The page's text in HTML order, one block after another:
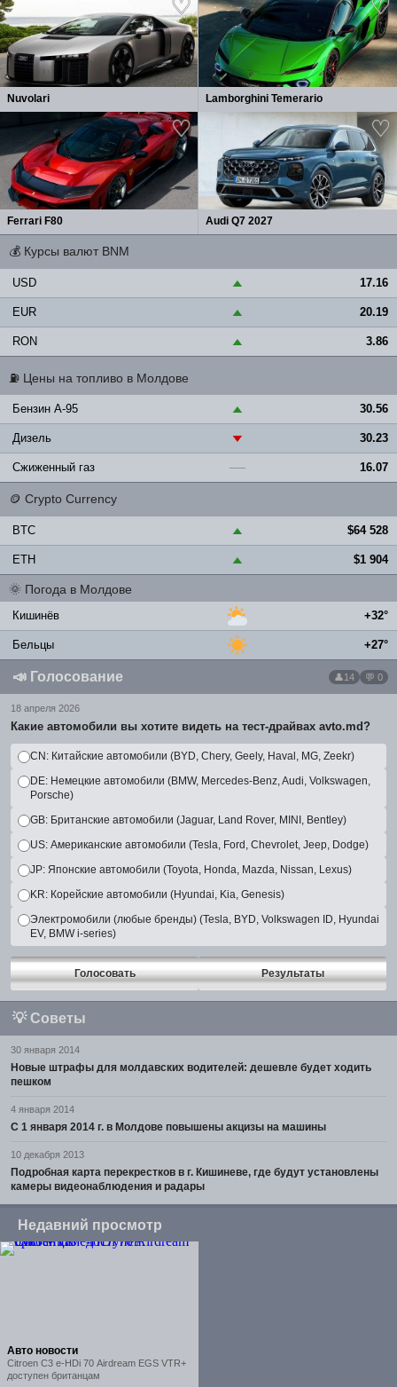
Nuvolari Lamborghini Temerario
Ferrari F80 Audi Q7 2027
💰 Курсы валют BNM
USD ▲ 17.16
EUR ▲ 20.19
RON ▲ 3.86
⛽ Цены на топливо в Молдове
Бензин A-95 ▲ 30.56
Дизель ▼ 30.23
Сжиженный газ — 16.07
🪙 Crypto Currency
BTC ▲ $64 528
ETH ▲ $1 904
🌞 Погода в Молдове
Кишинёв +32°
Бельцы +27°
📣 Голосование 14 💬 0
18 апреля 2026
Какие автомобили вы хотите видеть на тест-драйвах avto.md?
CN: Китайские автомобили (BYD, Chery, Geely, Haval, MG, Zeekr)
DE: Немецкие автомобили (BMW, Mercedes-Benz, Audi, Volkswagen,
Porsche)
GB: Британские автомобили (Jaguar, Land Rover, MINI, Bentley)
US: Американские автомобили (Tesla, Ford, Chevrolet, Jeep, Dodge)
JP: Японские автомобили (Toyota, Honda, Mazda, Nissan, Lexus)
KR: Корейские автомобили (Hyundai, Kia, Genesis)
Электромобили (любые бренды) (Tesla, BYD, Volkswagen ID, Hyundai
EV, BMW i-series)
Голосовать Результаты
💡 Советы
30 января 2014
Новые штрафы для молдавских водителей: дешевле будет ходить
пешком
4 января 2014
С 1 января 2014 г. в Молдове повышены акцизы на машины
10 декабря 2013
Подробная карта перекрестков в г. Кишиневе, где будут установлены
камеры видеонаблюдения и радары
Недавний просмотр
Авто новости
Citroen C3 e-HDi 70 Airdream EGS VTR+
доступен британцам